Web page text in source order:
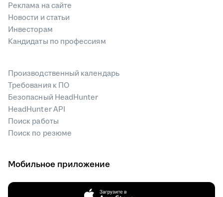
Реклама на сайте
Новости и статьи
Инвесторам
Кандидаты по профессиям
Производственный календарь
Требования к ПО
Безопасный HeadHunter
HeadHunter API
Поиск работы
Поиск по резюме
Мобильное приложение